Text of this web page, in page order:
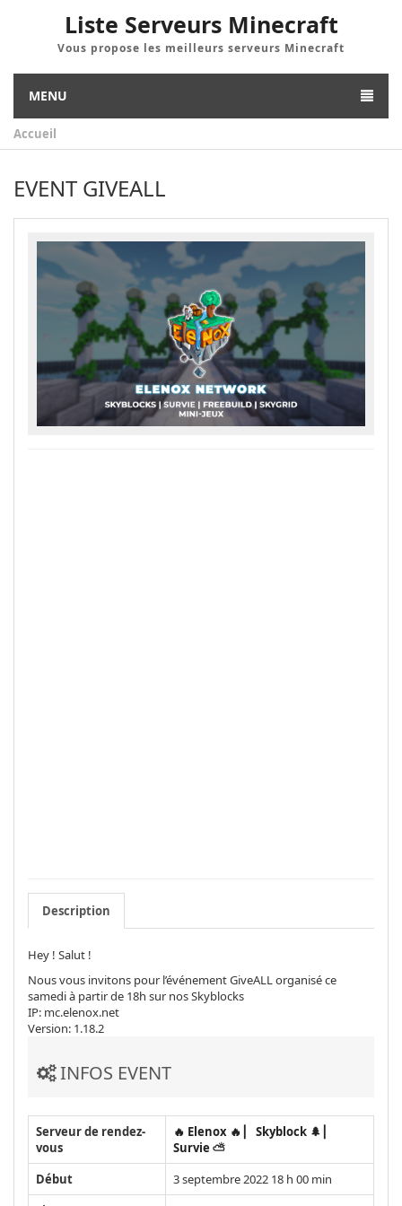
Liste Serveurs Minecraft
Vous propose les meilleurs serveurs Minecraft
MENU
Accueil
EVENT GIVEALL
Description
Hey ! Salut !
Nous vous invitons pour l’événement GiveALL organisé ce
samedi à partir de 18h sur nos Skyblocks
IP: mc.elenox.net
Version: 1.18.2
INFOS EVENT
Serveur de rendez-
vous
🔥 Elenox 🔥 ▏ Skyblock 🌲 ▏
Survie ⛅️
Début
3 septembre 2022 18 h 00 min